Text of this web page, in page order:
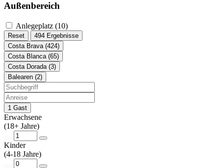
Außenbereich
Anlegeplatz (10)
Reset
494 Ergebnisse
Costa Brava (424)
Costa Blanca (65)
Costa Dorada (3)
Balearen (2)
1 Gast
Erwachsene
(18+ Jahre)
Kinder
(4-18 Jahre)